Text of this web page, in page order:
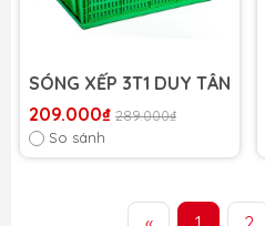
SÓNG XẾP 3T1 DUY TÂN
209.000₫ 289.000₫
So sánh